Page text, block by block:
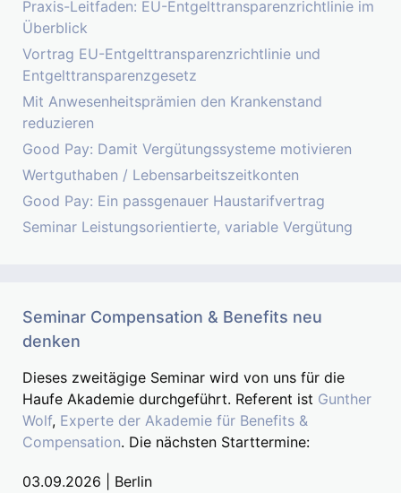
Praxis-Leitfaden: EU-Entgelttransparenzrichtlinie im
Überblick
Vortrag EU-Entgelttransparenzrichtlinie und
Entgelttransparenzgesetz
Mit Anwesenheitsprämien den Krankenstand
reduzieren
Good Pay: Damit Vergütungssysteme motivieren
Wertguthaben / Lebensarbeitszeitkonten
Good Pay: Ein passgenauer Haustarifvertrag
Seminar Leistungsorientierte, variable Vergütung
Seminar Compensation & Benefits neu
denken
Dieses zweitägige Seminar wird von uns für die
Haufe Akademie durchgeführt. Referent ist Gunther
Wolf, Experte der Akademie für Benefits &
Compensation. Die nächsten Starttermine:
03.09.2026 | Berlin